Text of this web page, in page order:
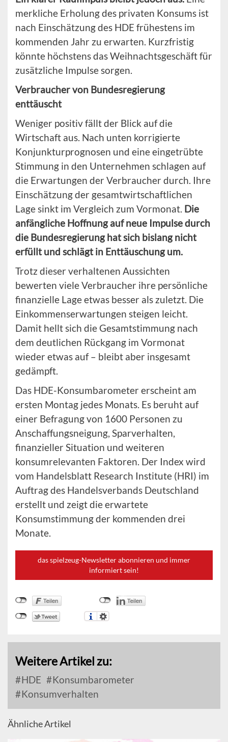
merkliche Erholung des privaten Konsums ist
nach Einschätzung des HDE frühestens im
kommenden Jahr zu erwarten. Kurzfristig
könnte höchstens das Weihnachtsgeschäft für
zusätzliche Impulse sorgen.
Verbraucher von Bundesregierung
enttäuscht
Weniger positiv fällt der Blick auf die
Wirtschaft aus. Nach unten korrigierte
Konjunkturprognosen und eine eingetrübte
Stimmung in den Unternehmen schlagen auf
die Erwartungen der Verbraucher durch. Ihre
Einschätzung der gesamtwirtschaftlichen
Lage sinkt im Vergleich zum Vormonat. Die
anfängliche Hoffnung auf neue Impulse durch
die Bundesregierung hat sich bislang nicht
erfüllt und schlägt in Enttäuschung um.
Trotz dieser verhaltenen Aussichten
bewerten viele Verbraucher ihre persönliche
finanzielle Lage etwas besser als zuletzt. Die
Einkommenserwartungen steigen leicht.
Damit hellt sich die Gesamtstimmung nach
dem deutlichen Rückgang im Vormonat
wieder etwas auf – bleibt aber insgesamt
gedämpft.
Das HDE-Konsumbarometer erscheint am
ersten Montag jedes Monats. Es beruht auf
einer Befragung von 1600 Personen zu
Anschaffungsneigung, Sparverhalten,
finanzieller Situation und weiteren
konsumrelevanten Faktoren. Der Index wird
vom Handelsblatt Research Institute (HRI) im
Auftrag des Handelsverbands Deutschland
erstellt und zeigt die erwartete
Konsumstimmung der kommenden drei
Monate.
das spielzeug-Newsletter abonnieren und immer
informiert sein!
Weitere Artikel zu:
HDE
Konsumbarometer
Konsumverhalten
Ähnliche Artikel